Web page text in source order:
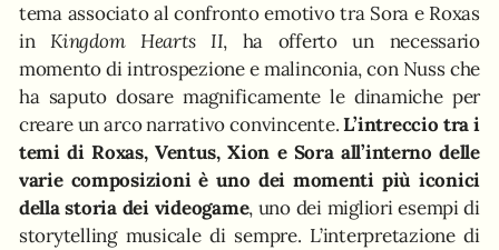
tema associato al confronto emotivo tra Sora e Roxas
inKingdom Hearts II, ha offerto un necessario
momento di introspezione e malinconia, con Nuss che
ha saputo dosare magnificamente le dinamiche per
creare un arco narrativo convincente.L’intreccio tra i
temi di Roxas, Ventus, Xion e Sora all’interno delle
varie composizioni è uno dei momenti più iconici
della storia dei videogame, uno dei migliori esempi di
storytelling musicale di sempre. L’interpretazione di